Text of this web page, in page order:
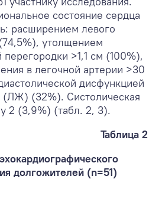
состояние сердца
расширением левого
утолщением
>1,1 см (100%),
в легочной артерии >30
дисфункцией
(ЛЖ) (32%). Систолическая
2 (3,9%) (табл. 2, 3).
Таблица 2
долгожителей (n=51)